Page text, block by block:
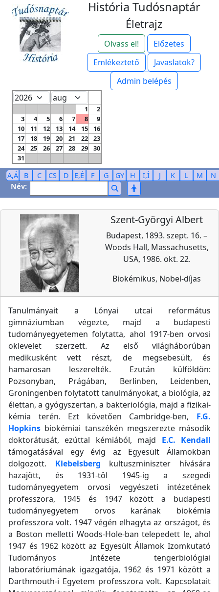
História Tudósnaptár
Életrajz
Olvass el!
Előzetes
Emlékeztető
Javaslatok?
Admin belépés
1
2
3
4 5 6 7 8
9
10
11 12 13 14 15
16
17
18 19 20 21 22
23
24
25 26 27 28 29
30
31
A,Á B C CS D E,É F G GY H I,Í J K L M
N
Név:
Szent-Györgyi Albert
Budapest, 1893. szept. 16. –
Woods Hall, Massachusetts,
USA, 1986. okt. 22.
Biokémikus, Nobel-díjas
Tanulmányait a Lónyai utcai református
gimnáziumban végezte, majd a budapesti
tudományegyetemen folytatta, ahol 1917-ben orvosi
oklevelet szerzett. Az első világháborúban
medikusként vett részt, de megsebesült, és
hamarosan leszerelték. Ezután külföldön:
Pozsonyban, Prágában, Berlinben, Leidenben,
Groningenben folytatott tanulmányokat, a biológia, az
élettan, a gyógyszertan, a bakteriológia, majd a fizikai-
kémia terén. Ezt követően Cambridge-ben, F.G.
Hopkins biokémiai tanszékén megszerezte második
doktorátusát, ezúttal kémiából, majd E.C. Kendall
támogatásával egy évig az Egyesült Államokban
dolgozott. Klebelsberg kultuszminiszter hívására
hazajött, és 1931-tôl 1945-ig a szegedi
tudományegyetem orvosi vegyészeti intézetének
professzora, 1945 és 1947 között a budapesti
tudományegyetem orvos karának biokémia
professzora volt. 1947 végén elhagyta az országot, és
a Boston melletti Woods-Hole-ban telepedett le, ahol
1947 és 1962 között az Egyesült Államok Izomkutató
Tudományos Intézete tengerbiológiai
laboratóriumának igazgatója, 1962 és 1971 között a
Darthmouth-i Egyetem professzora volt. Kapcsolatait